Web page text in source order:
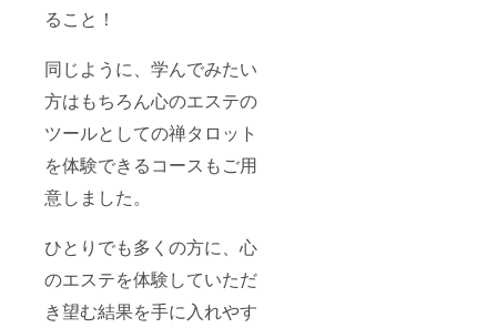
ること！
同じように、学んでみたい
方はもちろん心のエステの
ツールとしての禅タロット
を体験できるコースもご用
意しました。
ひとりでも多くの方に、心
のエステを体験していただ
き望む結果を手に入れやす